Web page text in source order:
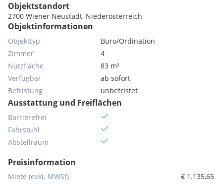
Objektstandort
2700 Wiener Neustadt, Niederösterreich
Objektinformationen
Objekttyp
Büro/Ordination
Zimmer
4
Nutzfläche
83 m²
Verfügbar
ab sofort
Befristung
unbefristet
Ausstattung und Freiflächen
Barrierefrei
Fahrstuhl
Abstellraum
Preisinformation
Miete (exkl. MWSt)
€ 1.135,65